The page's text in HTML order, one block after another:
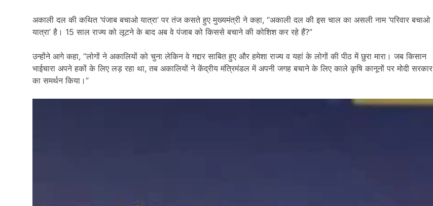
अकाली दल की कथित ‘पंजाब बचाओ यात्रा’ पर तंज कसते हुए मुख्यमंत्री ने कहा, “अकाली दल की इस चाल का असली नाम ‘परिवार बचाओ
यात्रा’ है। 15 साल राज्य को लूटने के बाद अब वे पंजाब को किससे बचाने की कोशिश कर रहे हैं?”
उन्होंने आगे कहा, “लोगों ने अकालियों को चुना लेकिन वे गद्दार साबित हुए और हमेशा राज्य व यहां के लोगों की पीठ में छुरा मारा। जब किसान
भाईचारा अपने हकों के लिए लड़ रहा था,तब अकालियों ने केंद्रीय मंत्रिमंडल में अपनी जगह बचाने के लिए काले कृषि कानूनों पर मोदी सरकार
का समर्थन किया।”